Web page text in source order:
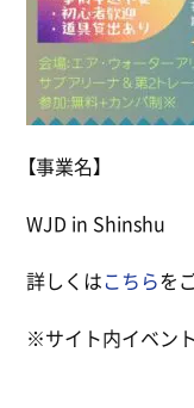
【事業名】
WJD in Shinshu
詳しくはこちらを
※サイト内イベン